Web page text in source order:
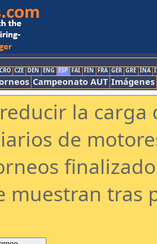
CRO CZE DEN ENG ESP FAI FIN FRA GER GRE INA
Campeonato AUT Imágenes
la
de
muestran tras